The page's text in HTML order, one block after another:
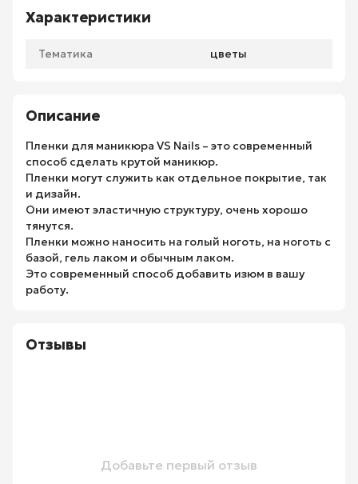
Характеристики
Тематика цветы
Описание
Пленки для маникюра VS Nails – это современный
способ сделать крутой маникюр.
Пленки могут служить как отдельное покрытие, так
и дизайн.
Они имеют эластичную структуру, очень хорошо
тянутся.
Пленки можно наносить на голый ноготь, на ноготь с
базой, гель лаком и обычным лаком.
Это современный способ добавить изюм в вашу
работу.
Отзывы
Добавьте первый отзыв